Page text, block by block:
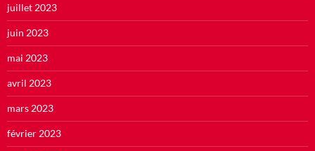
juillet 2023
juin 2023
mai 2023
avril 2023
mars 2023
février 2023